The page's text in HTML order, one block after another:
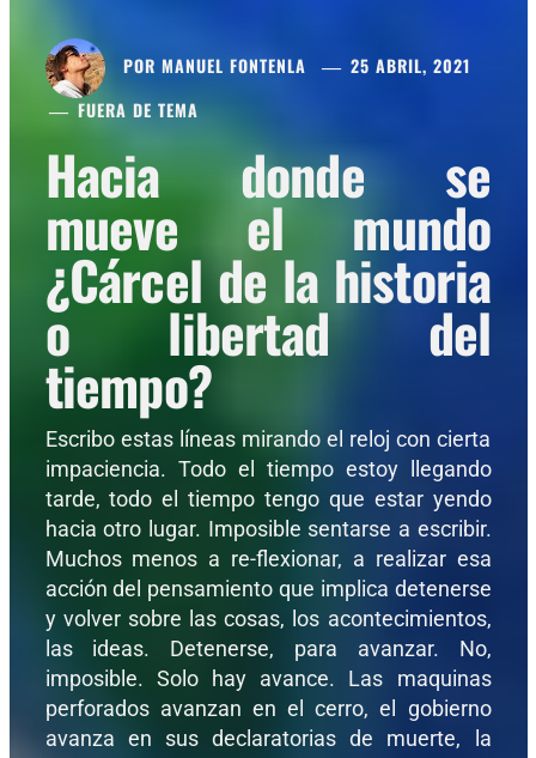
POR MANUEL FONTENLA
25 ABRIL, 2021
FUERA DE TEMA
Hacia donde se
mueve el mundo
¿Cárcel de la historia
o libertad del
tiempo?
Escribo estas líneas mirando el reloj con cierta
impaciencia. Todo el tiempo estoy llegando
tarde, todo el tiempo tengo que estar yendo
hacia otro lugar. Imposible sentarse a escribir.
Muchos menos a re-flexionar, a realizar esa
acción del pensamiento que implica detenerse
y volver sobre las cosas, los acontecimientos,
las ideas. Detenerse, para avanzar. No,
imposible. Solo hay avance. Las maquinas
perforados avanzan en el cerro, el gobierno
avanza en sus declaratorias de muerte, la